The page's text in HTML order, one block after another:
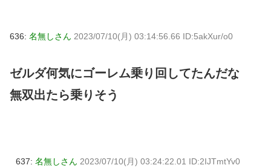
636: 名無しさん 2023/07/10(月) 03:14:56.66 ID:5akXur/o0
ゼルダ何気にゴーレム乗り回してたんだな
無双出たら乗りそう
637: 名無しさん 2023/07/10(月) 03:24:22.01 ID:2IJTmtYv0